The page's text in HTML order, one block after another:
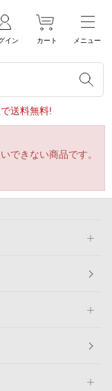
イン カート メニュー
送料無料!
できない商品です。